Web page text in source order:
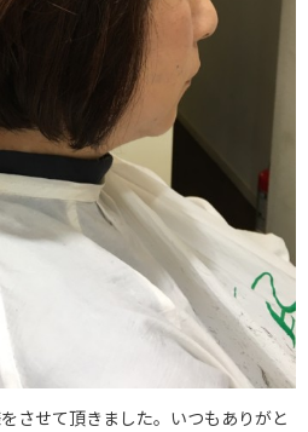
させて頂きました。いつもありがと